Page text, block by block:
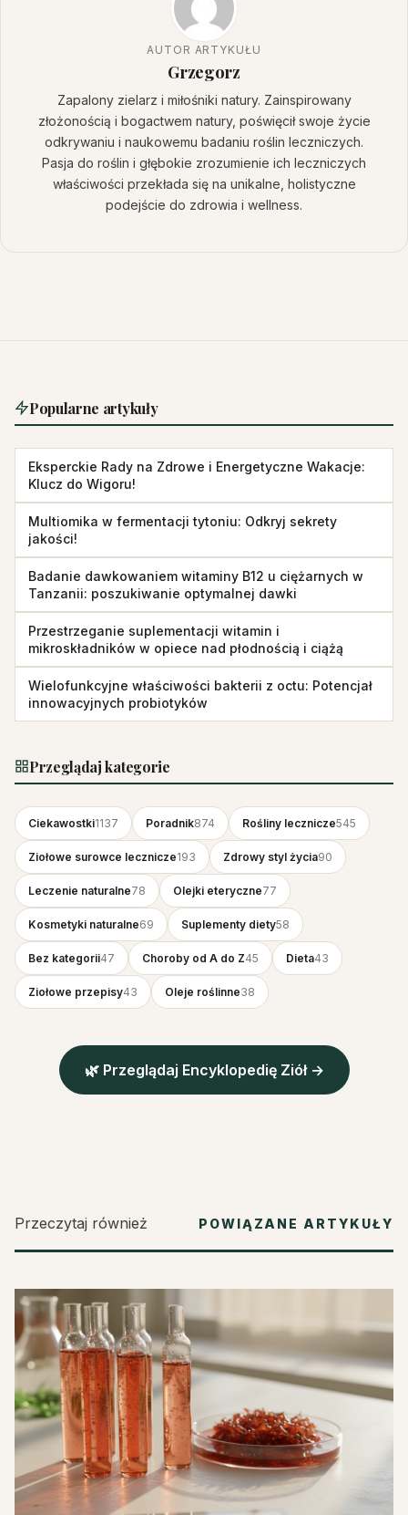
AUTOR ARTYKUŁU
Grzegorz
Zapalony zielarz i miłośniki natury. Zainspirowany
złożonością i bogactwem natury, poświęcił swoje życie
odkrywaniu i naukowemu badaniu roślin leczniczych.
Pasja do roślin i głębokie zrozumienie ich leczniczych
właściwości przekłada się na unikalne, holistyczne
podejście do zdrowia i wellness.
Popularne artykuły
Eksperckie Rady na Zdrowe i Energetyczne Wakacje:
Klucz do Wigoru!
Multiomika w fermentacji tytoniu: Odkryj sekrety
jakości!
Badanie dawkowaniem witaminy B12 u ciężarnych w
Tanzanii: poszukiwanie optymalnej dawki
Przestrzeganie suplementacji witamin i
mikroskładników w opiece nad płodnością i ciążą
Wielofunkcyjne właściwości bakterii z octu: Potencjał
innowacyjnych probiotyków
Przeglądaj kategorie
Ciekawostki1137 Poradnik874 Rośliny lecznicze545
Ziołowe surowce lecznicze193 Zdrowy styl życia90
Leczenie naturalne78 Olejki eteryczne77
Kosmetyki naturalne69 Suplementy diety58
Bez kategorii47 Choroby od A do Z45 Dieta43
Ziołowe przepisy43 Oleje roślinne38
🌿 Przeglądaj Encyklopedię Ziół →
Przeczytaj również POWIĄZANE ARTYKUŁY